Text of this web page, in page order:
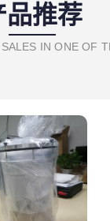
品推荐
IN ONE OF